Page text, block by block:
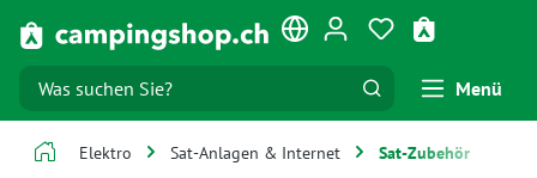
Zum Hauptinhalt springen Du hast 0
Menü
Elektro Sat-Anlagen & Internet Sat-Zubehör